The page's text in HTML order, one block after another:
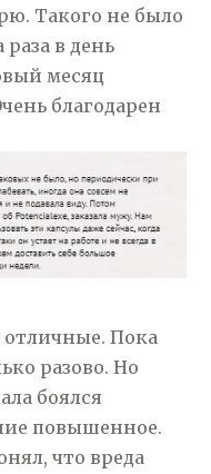
Такого не было
в день
месяц
благодарен
Пока
разово. Но
боялся
повышенное.
что вреда